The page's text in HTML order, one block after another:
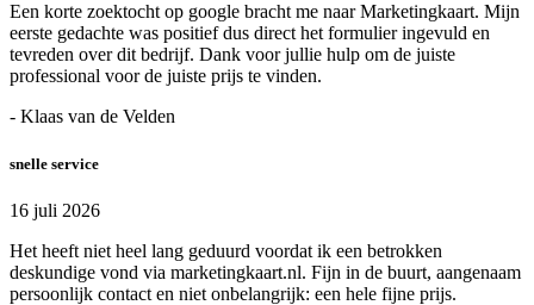
Een korte zoektocht op google bracht me naar Marketingkaart. Mijn
eerste gedachte was positief dus direct het formulier ingevuld en
tevreden over dit bedrijf. Dank voor jullie hulp om de juiste
professional voor de juiste prijs te vinden.
- Klaas van de Velden
snelle service
16 juli 2026
Het heeft niet heel lang geduurd voordat ik een betrokken
deskundige vond via marketingkaart.nl. Fijn in de buurt, aangenaam
persoonlijk contact en niet onbelangrijk: een hele fijne prijs.